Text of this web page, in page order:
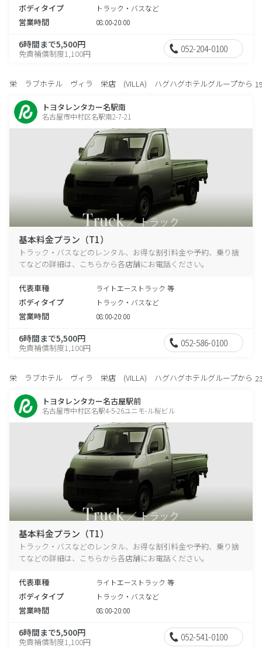
ボディタイプ トラック・バスなど
営業時間 08:00-20:00
6時間まで5,500円
免責補償制度1,100円 052-204-0100
栄 ラブホテル ヴィラ 栄店 (VILLA) ハグハグホテルグループから
トヨタレンタカー名駅南
名古屋市中村区名駅南2-7-21
基本料金プラン（T1）
トラック・バスなどのレンタル、お得な割引料金や予約、乗り捨
てなどの詳細は、こちらから各店舗にお電話ください。
代表車種 ライトエーストラック 等
ボディタイプ トラック・バスなど
営業時間 08:00-20:00
6時間まで5,500円
免責補償制度1,100円 052-586-0100
栄 ラブホテル ヴィラ 栄店 (VILLA) ハグハグホテルグループから
トヨタレンタカー名古屋駅前
名古屋市中村区名駅4-5-26ユニモ-ル桜ビル
基本料金プラン（T1）
トラック・バスなどのレンタル、お得な割引料金や予約、乗り捨
てなどの詳細は、こちらから各店舗にお電話ください。
代表車種 ライトエーストラック 等
ボディタイプ トラック・バスなど
営業時間 08:00-20:00
6時間まで5,500円
免責補償制度1,100円 052-541-0100